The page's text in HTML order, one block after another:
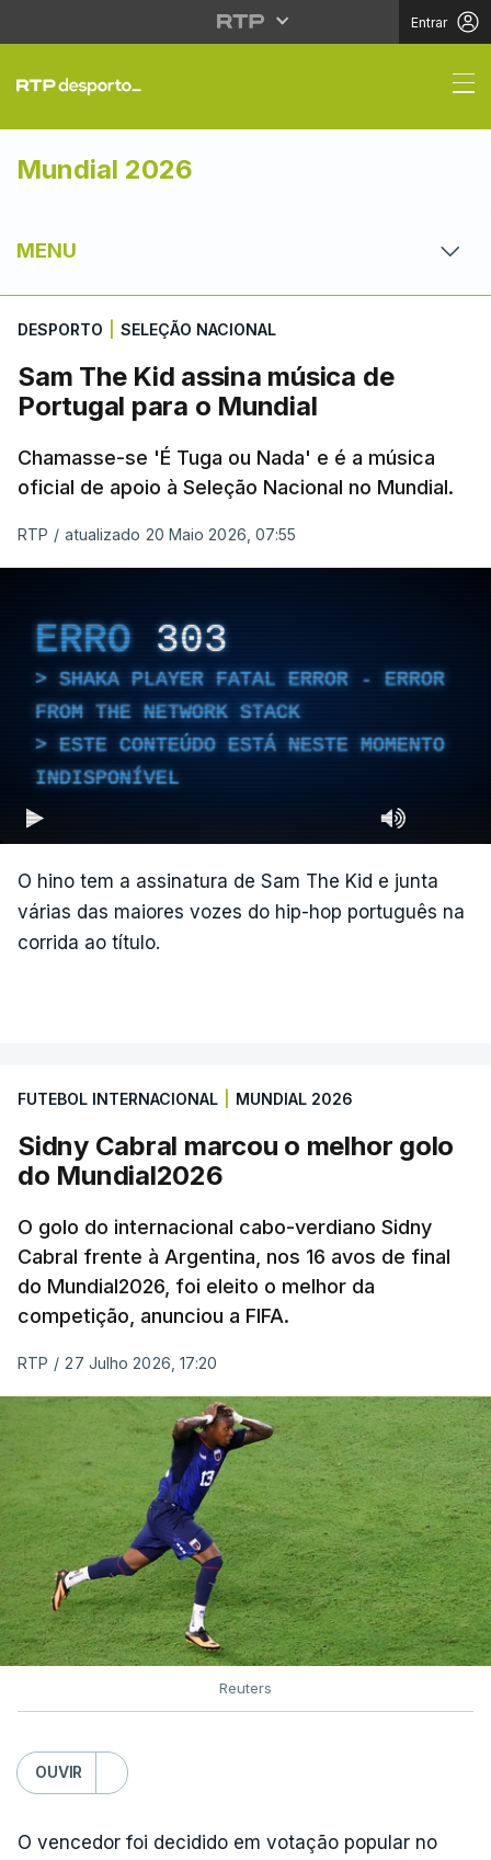
Entrar
Sam The Kid assina
Mundial 2026
MENU
DESPORTO SELEÇÃO NACIONAL
Sam The Kid assina música de
Portugal para o Mundial
Chamasse-se 'É Tuga ou Nada' e é a música
oficial de apoio à Seleção Nacional no Mundial.
RTP / atualizado 20 Maio 2026, 07:55
ERRO 303
SHAKA PLAYER FATAL ERROR - ERROR
FROM THE NETWORK STACK
ESTE CONTEÚDO ESTÁ NESTE MOMENTO
INDISPONÍVEL
O hino tem a assinatura de Sam The Kid e junta
várias das maiores vozes do hip-hop português na
corrida ao título.
FUTEBOL INTERNACIONAL MUNDIAL 2026
Sidny Cabral marcou o melhor golo
do Mundial2026
O golo do internacional cabo-verdiano Sidny
Cabral frente à Argentina, nos 16 avos de final
do Mundial2026, foi eleito o melhor da
competição, anunciou a FIFA.
RTP / 27 Julho 2026, 17:20
Reuters
OUVIR
O vencedor foi decidido em votação popular no